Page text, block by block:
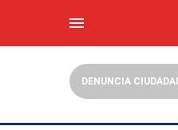
DENUNCIA